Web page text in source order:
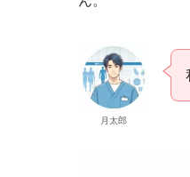
月太郎